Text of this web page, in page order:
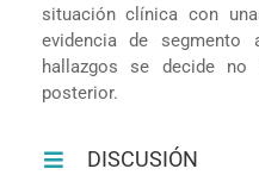
situación clínica con
evidencia de segmento
hallazgos se decide no
posterior.
DISCUSIÓN